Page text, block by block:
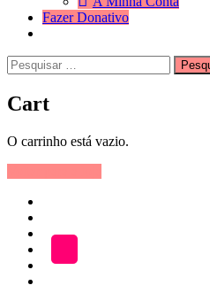
Fazer Donativo
Search
Pesquisar
por:
Cart
O carrinho está vazio.
ADOÇÃO
LOJA